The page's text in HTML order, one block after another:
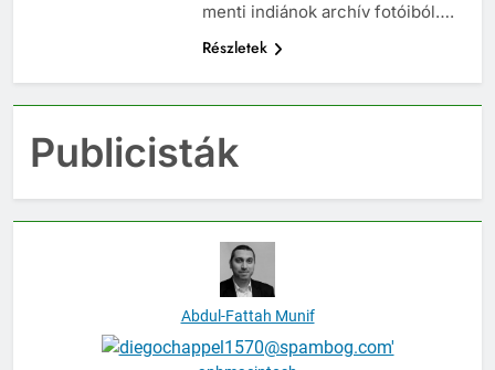
menti indiánok archív fotóiból….
Részletek
Publicisták
Abdul-Fattah Munif